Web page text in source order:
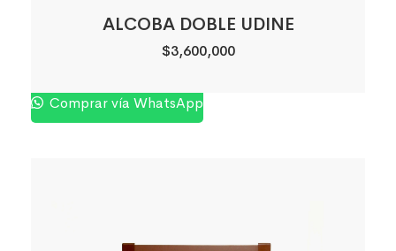
ALCOBA DOBLE UDINE
$3,600,000
Comprar vía WhatsApp